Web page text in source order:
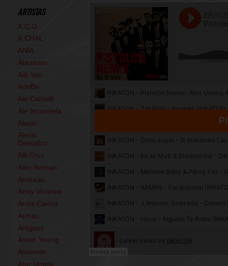
ARTISTAS
A.C.O
A.CHAL
ANIA
Abraham
Adi Yon
AdriBri
Ale Cantelli
Ale Incandela
Alesio
Alexis
Descalzo
Alli Cruz
Aléc Roman
Andreas
Andy Vivanco
Anna Carina
Armas
Artigazz
Asmir Young
Assereto
Ator Untela